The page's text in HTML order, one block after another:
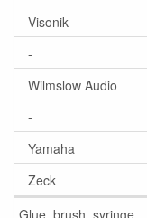
Visonik
-
Wilmslow Audio
-
Yamaha
Zeck
Glue, brush, syringe